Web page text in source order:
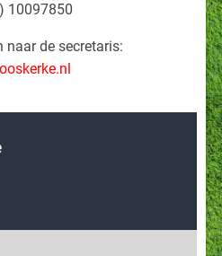
10097850
naar de secretaris: